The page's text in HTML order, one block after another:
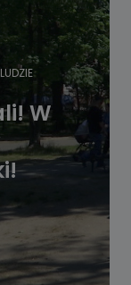
LUDZIE
W